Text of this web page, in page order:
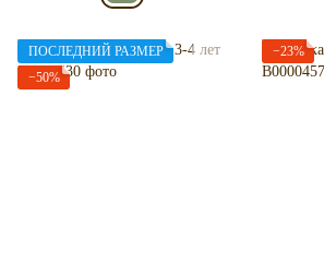
ПОСЛЕДНИЙ РАЗМЕР
−50%
−23%